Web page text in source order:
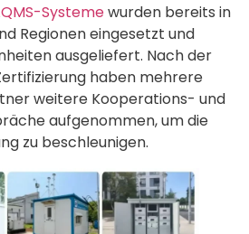
Systemewurden bereits in
Regionen eingesetzt und
ausgeliefert. Nach der
haben mehrere
weitere Kooperations- und
aufgenommen, um die
zu beschleunigen.